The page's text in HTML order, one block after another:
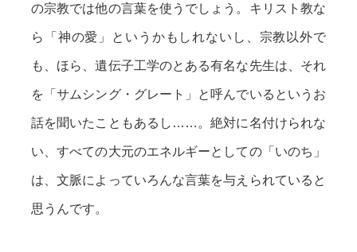
の宗教では他の言葉を使うでしょう。キリスト教な
ら「神の愛」というかもしれないし、宗教以外で
も、ほら、遺伝子工学のとある有名な先生は、それ
を「サムシング・グレート」と呼んでいるというお
話を聞いたこともあるし……。絶対に名付けられな
い、すべての大元のエネルギーとしての「いのち」
は、文脈によっていろんな言葉を与えられていると
思うんです。